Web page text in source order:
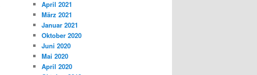
April 2021
März 2021
Januar 2021
Oktober 2020
Juni 2020
Mai 2020
April 2020